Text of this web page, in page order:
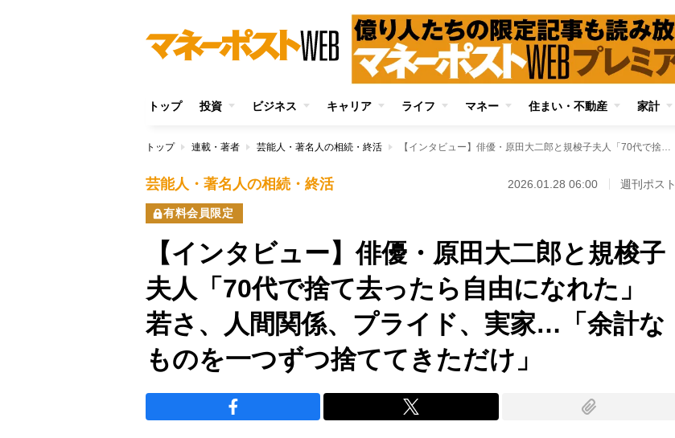
トップ 投資 ビジネス キャリア ライフ マネー 住まい・不動産 家計
トップ 連載・著者 芸能人・著名人の相続・終活 【インタビュー】俳優・原田大二郎と規梭子夫人「70代で捨て去ったら自由になれた」 若さ、人間関係、プライド、実家…「余計なものを一つずつ捨ててきただけ」
芸能人・著名人の相続・終活 2026.01.28 06:00 週刊ポスト
有料会員限定
【インタビュー】俳優・原田大二郎と規梭子
夫人「70代で捨て去ったら自由になれた」
若さ、人間関係、プライド、実家…「余計な
ものを一つずつ捨ててきただけ」